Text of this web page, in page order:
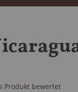
Produkt bewertet